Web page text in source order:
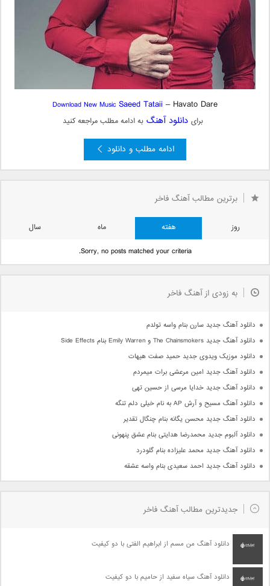
Download New MusicSaeed Tataii – Havato Dare
برای دانلود آهنگ به ادامه مطلب مراجعه کنید
ادامه مطلب و دانلود
برترین مطالب آهنگ فاخر
روز هفته ماه
سال
Sorry, no posts matched your criteria.
به زودی از آهنگ فاخر
دانلود آهنگ جدید سارن بنام واسه تولدم
دانلود آهنگ جدید The Chainsmokers و Emily Warren بنام Side Effects
دانلود موزیک ویدوی جدید حمید صفت هیهات
دانلود آهنگ جدید امین مرعشی برات میمردم
دانلود آهنگ جدید خدایا مرسی از حسین تهی
دانلود آهنگ مسیح و آرش AP به نام خیلی دلم تنگه
دانلود آهنگ جدید محسن یگانه بنام چنگال تقدیر
دانلود آلبوم جدید محمدرضا هدایتی بنام عشق پنهونی
دانلود آهنگ جدید محمد علیزاده بنام گلودرد
دانلود آهنگ جدید احمد سعیدی بنام واسه عشقه
جدیدترین مطالب آهنگ فاخر
دانلود آهنگ من مسم از ابراهیم الفتی با دو کیفیت
دانلود آهنگ سیاه سفید از حامیم با دو کیفیت